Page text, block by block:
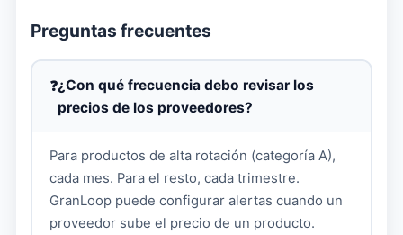
Preguntas frecuentes
¿Con qué frecuencia debo revisar los
precios de los proveedores?
Para productos de alta rotación (categoría A),
cada mes. Para el resto, cada trimestre.
GranLoop puede configurar alertas cuando un
proveedor sube el precio de un producto.